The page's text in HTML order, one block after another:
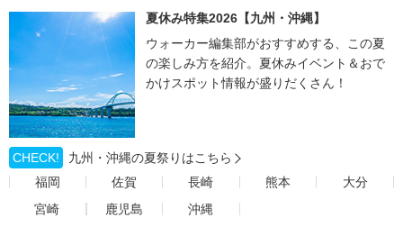
夏休み特集2026【九州・沖縄】
ウォーカー編集部がおすすめする、この夏
の楽しみ方を紹介。夏休みイベント＆おで
かけスポット情報が盛りだくさん！
CHECK!
九州・沖縄の夏祭りはこちら
福岡
佐賀 長崎 熊本
大分
宮崎
鹿児島 沖縄